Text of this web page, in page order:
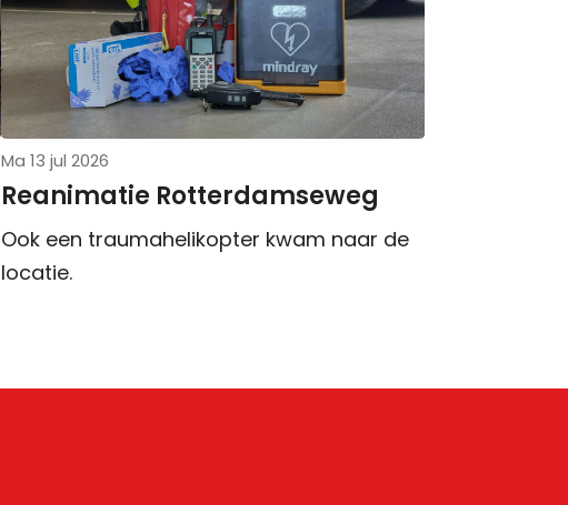
Ma 13 jul 2026
Reanimatie Rotterdamseweg
Ook een traumahelikopter kwam naar de
locatie.